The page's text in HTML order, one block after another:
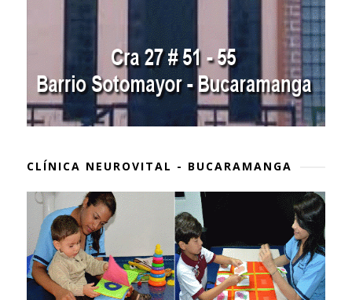
CLÍNICA NEUROVITAL - BUCARAMANGA